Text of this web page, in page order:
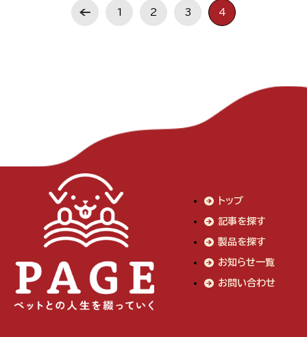
1 2 3 4
トップ
記事を探す
製品を探す
お知らせ一覧
お問い合わせ